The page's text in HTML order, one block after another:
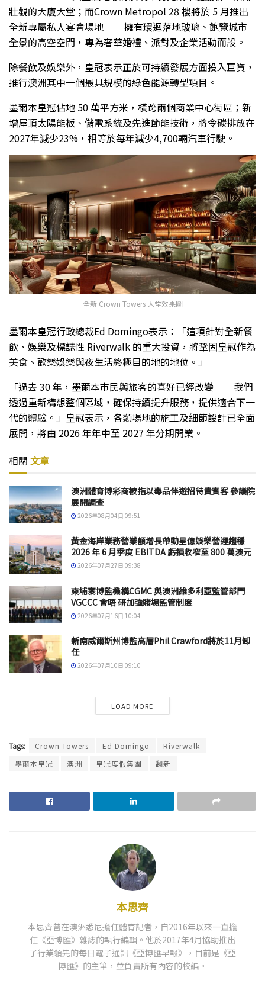
壯觀的大廈大堂；而Crown Metropol 28 樓將於 5 月推出
全新專屬私人宴會場地 —— 擁有環迴落地玻璃、飽覽城市
全景的高空空間，專為奢華婚禮、派對及企業活動而設。
除餐飲及娛樂外，皇冠表示正於可持續發展方面投入巨資，
推行澳洲其中一個最具規模的綠色能源轉型項目。
墨爾本皇冠佔地 50 萬平方米，橫跨兩個商業中心街區；新
增屋頂太陽能板、儲電系統及先進節能技術，將令碳排放在
2027年減少23%，相等於每年減少4,700輛汽車行駛。
全新 Crown Towers 大堂效果圖
墨爾本皇冠行政總裁Ed Domingo表示：「這項針對全新餐
飲、娛樂及標誌性 Riverwalk 的重大投資，將鞏固皇冠作為
美食、歡樂娛樂與夜生活終極目的地的地位。」
「過去 30 年，墨爾本市民與旅客的喜好已經改變 —— 我們
透過重新構想整個區域，確保持續提升服務，提供適合下一
代的體驗。」皇冠表示，各類場地的施工及細節設計已全面
展開，將由 2026 年年中至 2027 年分期開業。
相關 文章
澳洲體育博彩商被指以毒品伴遊招待貴賓客 參議院
展開調查
2026年08月04日 09:51
黃金海岸業務營業額增長帶動星億娛樂營運趨穩
2026 年 6 月季度 EBITDA 虧損收窄至 800 萬澳元
2026年07月27日 09:38
柬埔寨博監機構CGMC 與澳洲維多利亞監管部門
VGCCC 會晤 研加強賭場監管制度
2026年07月16日 10:04
新南威爾斯州博監高層Phil Crawford將於11月卸
任
2026年07月10日 09:10
LOAD MORE
Tags: Crown Towers Ed Domingo
Riverwalk
墨爾本皇冠
澳洲 皇冠度假集團 翻新
本思齊
本思齊曾在澳洲悉尼擔任體育記者，自2016年以來一直擔
任《亞博匯》雜誌的執行編輯。他於2017年4月協助推出
了行業領先的每日電子通訊《亞博匯早報》，目前是《亞
博匯》的主筆，並負責所有內容的校編。